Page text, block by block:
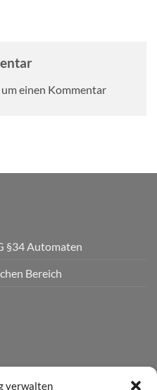
verwalten
um einen Kommentar
§34 Automaten
Bereich